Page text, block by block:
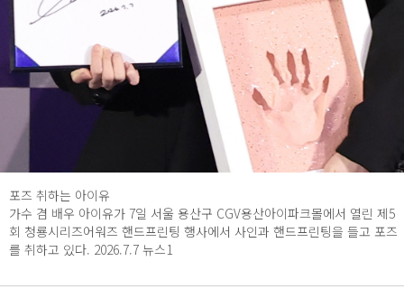
포즈 취하는 아이유
가수 겸 배우 아이유가 7일 서울 용산구 CGV용산아이파크몰에서 열린 제5
회 청룡시리즈어워즈 핸드프린팅 행사에서 사인과 핸드프린팅을 들고 포즈
를 취하고 있다. 2026.7.7 뉴스1